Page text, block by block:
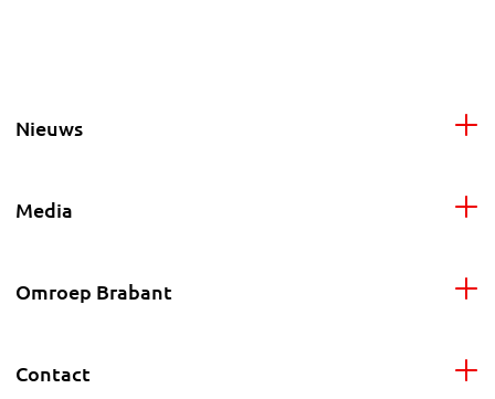
Nieuws
Media
Omroep Brabant
Contact